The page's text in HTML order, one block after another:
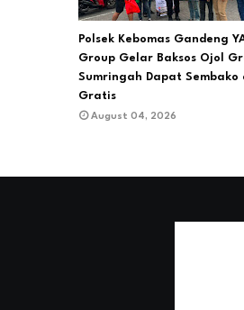
Polsek Kebomas Gandeng
Group Gelar Baksos Ojol
Sumringah Dapat Sembako
Gratis
August 04, 2026